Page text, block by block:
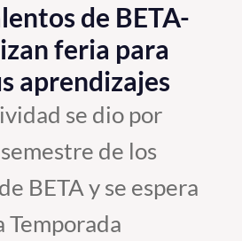
e Innovación
de BETA-
feria para
aprendizajes
se dio por
de los
BETA y se espera
Temporada